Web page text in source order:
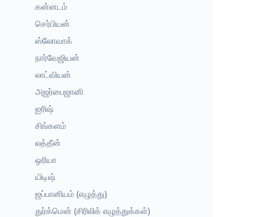
கன்னடம்
செர்பியன்
ஸ்லோவாக்
நார்வேஜியன்
லாட்வியன்
அஜர்பைஜானி
ஐரிஷ்
சிங்களம்
லத்தீன்
ஒரியா
யிடிஷ்
ஜப்பானியம் (எழுத்து)
துர்க்மென் (சிரிலிக் எழுத்துக்கள்)